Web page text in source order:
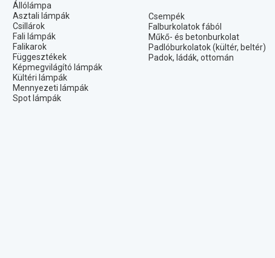
Állólámpa
Asztali lámpák
Csillárok
Fali lámpák
Falikarok
Függesztékek
Képmegvilágító lámpák
Kültéri lámpák
Mennyezeti lámpák
Spot lámpák
Csempék
Falburkolatok fából
Műkő- és betonburkolat
Padlóburkolatok (kültér, beltér)
Padok, ládák, ottomán